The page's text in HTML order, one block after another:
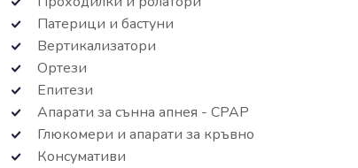
Патерици и бастуни
Вертикализатори
Ортези
Епитези
Апарати за сънна апнея - СРАР
Глюкомери и апарати за кръвно
Консумативи